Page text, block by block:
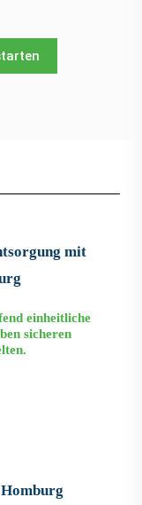
mit
einheitliche
sicheren